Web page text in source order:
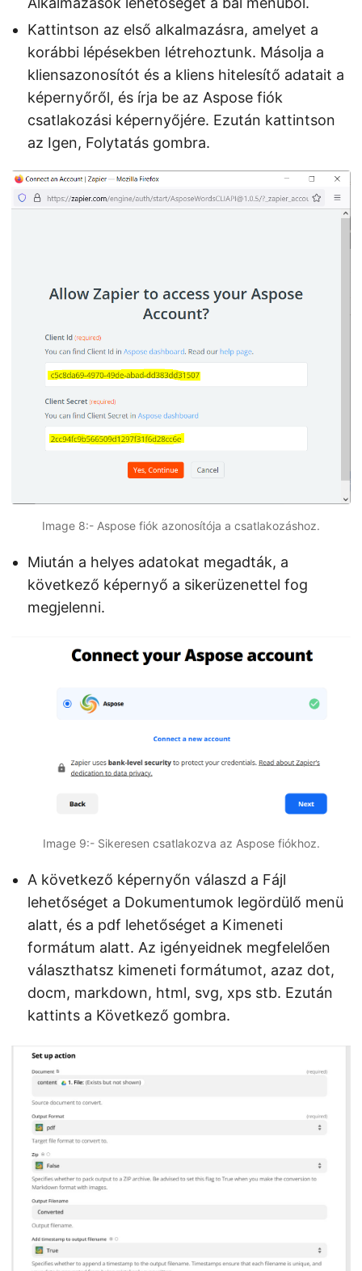
Kattintson az első alkalmazásra, amelyet a
korábbi lépésekben létrehoztunk. Másolja a
kliensazonosítót és a kliens hitelesítő adatait a
képernyőről, és írja be az Aspose fiók
csatlakozási képernyőjére. Ezután kattintson
az Igen, Folytatás gombra.
Image 8:- Aspose fiók azonosítója a csatlakozáshoz.
Miután a helyes adatokat megadták, a
következő képernyő a sikerüzenettel fog
megjelenni.
Image 9:- Sikeresen csatlakozva az Aspose fiókhoz.
A következő képernyőn válaszd a Fájl
lehetőséget a Dokumentumok legördülő menü
alatt, és a pdf lehetőséget a Kimeneti
formátum alatt. Az igényeidnek megfelelően
választhatsz kimeneti formátumot, azaz dot,
docm, markdown, html, svg, xps stb. Ezután
kattints a Következő gombra.